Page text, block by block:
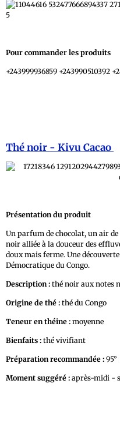
Pour commander les produits
+243999936859 +243990510392
Thé noir - Kivu Cacao
Présentation du produit
Un parfum de chocolat, un air
noir alliée à la douceur des
doux mais ferme. Une
Démocratique du Congo.
Description : thé noir aux notes
Origine de thé : thé du Congo
Teneur en théine : moyenne
Bienfaits : thé vivifiant
Préparation recommandée :
Moment suggéré : après-midi -